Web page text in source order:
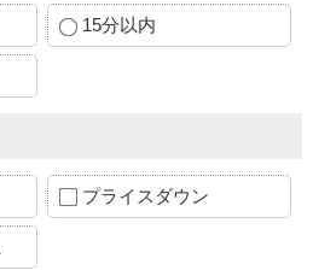
15分以内
プライスダウン